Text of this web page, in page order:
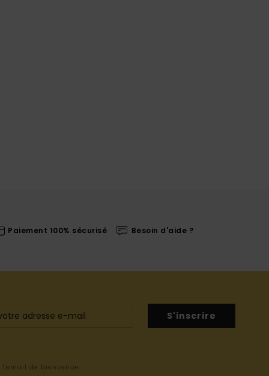
Paiement 100% sécurisé Besoin d'aide ?
S'inscrire
de bienvenue